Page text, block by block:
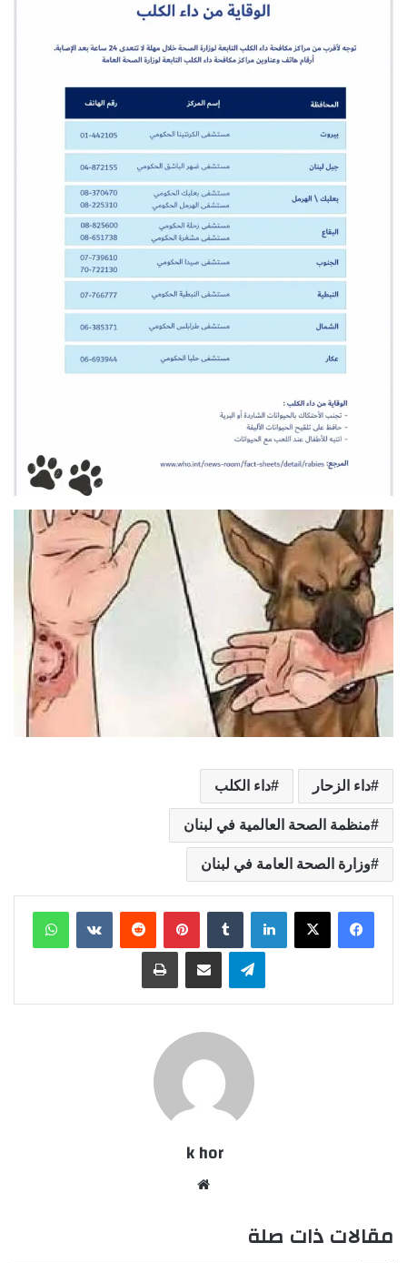
داء الزحار داء الكلب
منظمة الصحة العالمية في لبنان
وزارة الصحة العامة في لبنان
لينكدإن بينتيريست
تيلقرام مشاركة عبر البريد طباعة
k hor
مقالات ذات صلة